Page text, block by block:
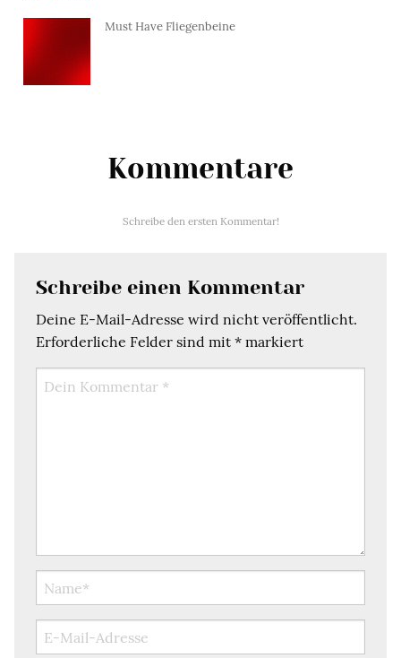
Must Have Fliegenbeine
Kommentare
Schreibe den ersten Kommentar!
Schreibe einen Kommentar
Deine E-Mail-Adresse wird nicht veröffentlicht.
Erforderliche Felder sind mit * markiert